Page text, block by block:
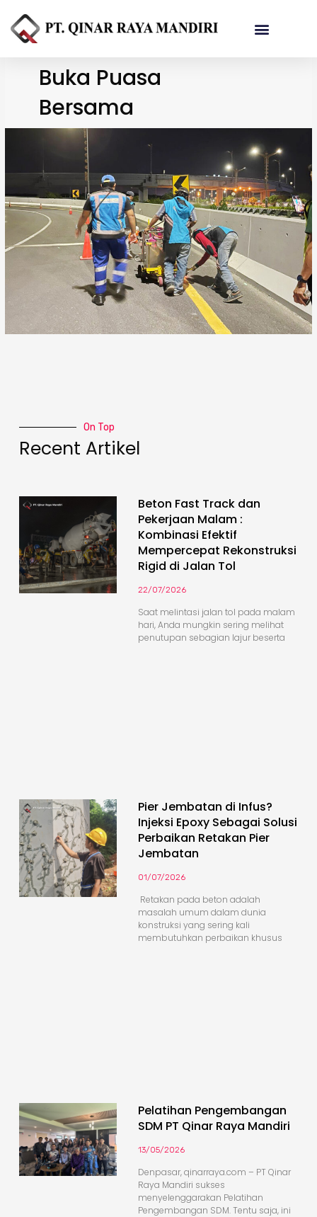
Buka Puasa
Bersama
On Top
Recent Artikel
Beton Fast Track dan
Pekerjaan Malam :
Kombinasi Efektif
Mempercepat Rekonstruksi
Rigid di Jalan Tol
22/07/2026
Saat melintasi jalan tol pada malam
hari, Anda mungkin sering melihat
penutupan sebagian lajur beserta
Pier Jembatan di Infus?
Injeksi Epoxy Sebagai Solusi
Perbaikan Retakan Pier
Jembatan
01/07/2026
Retakan pada beton adalah
masalah umum dalam dunia
konstruksi yang sering kali
membutuhkan perbaikan khusus
Pelatihan Pengembangan
SDM PT Qinar Raya Mandiri
13/05/2026
Denpasar, qinarraya.com – PT Qinar
Raya Mandiri sukses
menyelenggarakan Pelatihan
Pengembangan SDM. Tentu saja, ini